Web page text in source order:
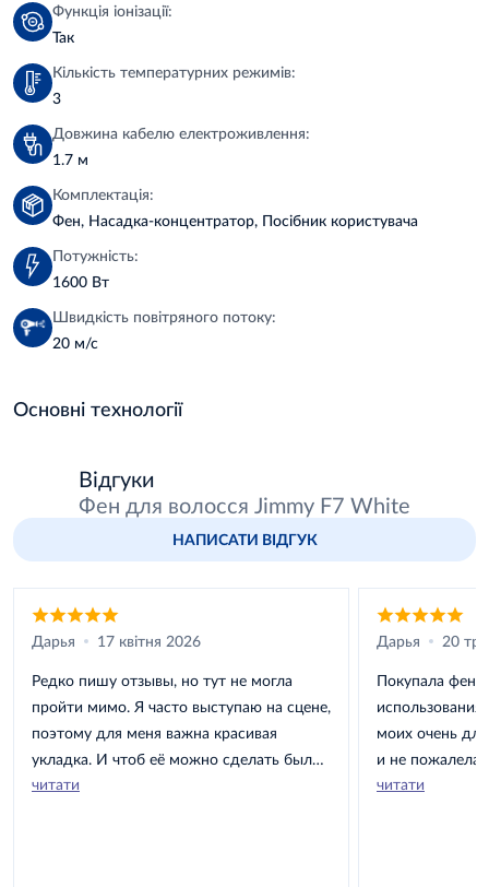
Функція іонізації:
Так
Кількість температурних режимів:
3
Довжина кабелю електроживлення:
1.7 м
Комплектація:
Фен, Насадка-концентратор, Посібник користувача
Потужність:
1600 Вт
Швидкість повітряного потоку:
20 м/с
Основні технології
Відгуки
Фен для волосся Jimmy F7 White
НАПИСАТИ ВІДГУК
Дарья 17 квітня 2026
Редко пишу отзывы, но тут не могла
пройти мимо. Я часто выступаю на сцене,
поэтому для меня важна красивая
укладка. И чтоб её можно сделать было
очень быстро. Этот фен справляется
читати
Дарья 20
Покупала фен
моих очень
и не пожалела,
не
читати